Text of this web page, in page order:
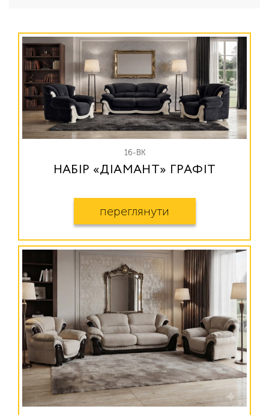
16-ВК
НАБІР «ДІАМАНТ» ГРАФІТ
переглянути